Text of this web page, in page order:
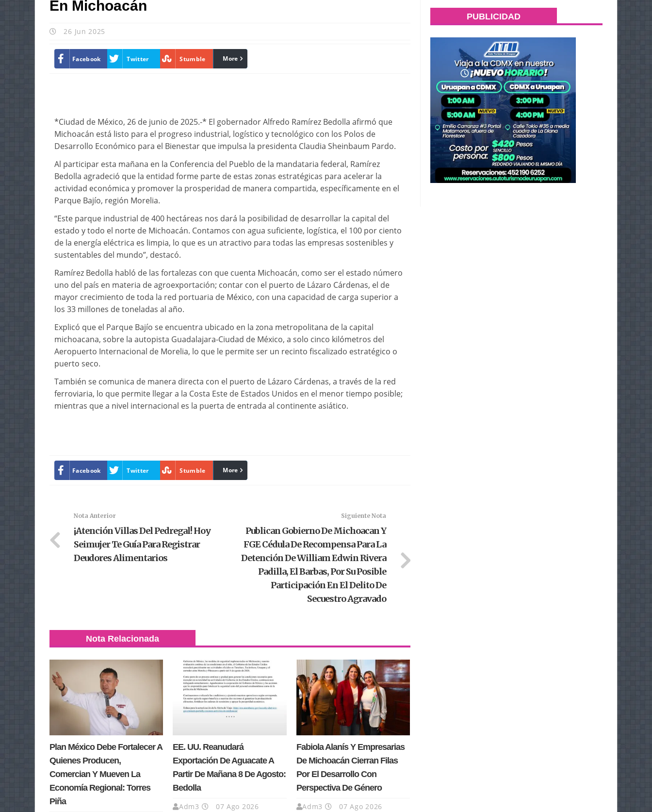
En Michoacán
26 Jun 2025
Facebook Twitter Stumble linkedin
More
*Ciudad de México, 26 de junio de 2025.-* El gobernador Alfredo Ramírez Bedolla afirmó que
Michoacán está listo para el progreso industrial, logístico y tecnológico con los Polos de
Desarrollo Económico para el Bienestar que impulsa la presidenta Claudia Sheinbaum Pardo.
Al participar esta mañana en la Conferencia del Pueblo de la mandataria federal, Ramírez
Bedolla agradeció que la entidad forme parte de estas zonas estratégicas para acelerar la
actividad económica y promover la prosperidad de manera compartida, específicamente en el
Parque Bajío, región Morelia.
“Este parque industrial de 400 hectáreas nos dará la posibilidad de desarrollar la capital del
estado y todo el norte de Michoacán. Contamos con agua suficiente, logística, el 100 por ciento
de la energía eléctrica es limpia, lo que es un atractivo para todas las empresas sostenibles y
sustentables del mundo”, destacó.
Ramírez Bedolla habló de las fortalezas con que cuenta Michoacán, como ser el estado número
uno del país en materia de agroexportación; contar con el puerto de Lázaro Cárdenas, el de
mayor crecimiento de toda la red portuaria de México, con una capacidad de carga superior a
los 33 millones de toneladas al año.
Explicó que el Parque Bajío se encuentra ubicado en la zona metropolitana de la capital
michoacana, sobre la autopista Guadalajara-Ciudad de México, a solo cinco kilómetros del
Aeropuerto Internacional de Morelia, lo que le permite ser un recinto fiscalizado estratégico o
puerto seco.
También se comunica de manera directa con el puerto de Lázaro Cárdenas, a través de la red
ferroviaria, lo que permite llegar a la Costa Este de Estados Unidos en el menor tiempo posible;
mientras que a nivel internacional es la puerta de entrada al continente asiático.
Facebook Twitter Stumble linkedin
More
Nota Anterior
¡Atención Villas Del Pedregal! Hoy
Seimujer Te Guía Para Registrar
Deudores Alimentarios
Siguiente Nota
Publican Gobierno De Michoacan Y
FGE Cédula De Recompensa Para La
Detención De William Edwin Rivera
Padilla, El Barbas, Por Su Posible
Participación En El Delito De
Secuestro Agravado
Nota Relacionada
Plan México Debe Fortalecer A
Quienes Producen,
Comercian Y Mueven La
Economía Regional: Torres
Piña
EE. UU. Reanudará
Exportación De Aguacate A
Partir De Mañana 8 De Agosto:
Bedolla
Adm3 07 Ago 2026
Fabiola Alanís Y Empresarias
De Michoacán Cierran Filas
Por El Desarrollo Con
Perspectiva De Género
Adm3 07 Ago 2026
PUBLICIDAD